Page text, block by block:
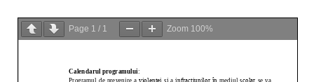
Page 1 / 1 Zoom 100%